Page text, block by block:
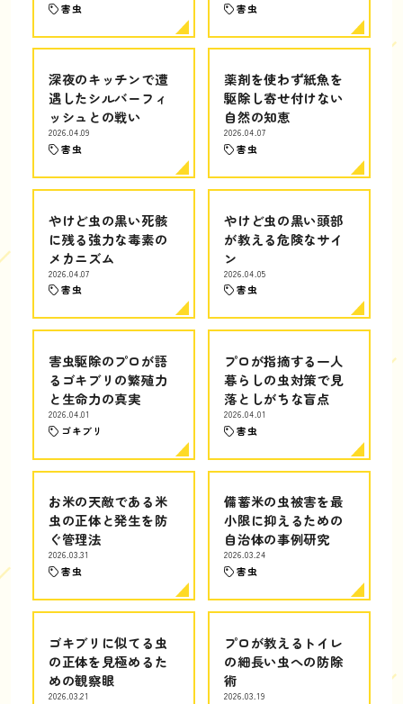
害虫 害虫
深夜のキッチンで遭
遇したシルバーフィ
ッシュとの戦い
2026.04.09
害虫
薬剤を使わず紙魚を
駆除し寄せ付けない
自然の知恵
2026.04.07
害虫
やけど虫の黒い死骸
に残る強力な毒素の
メカニズム
2026.04.07
害虫
やけど虫の黒い頭部
が教える危険なサイ
ン
2026.04.05
害虫
害虫駆除のプロが語
るゴキブリの繁殖力
と生命力の真実
2026.04.01
ゴキブリ
プロが指摘する一人
暮らしの虫対策で見
落としがちな盲点
2026.04.01
害虫
お米の天敵である米
虫の正体と発生を防
ぐ管理法
2026.03.31
害虫
備蓄米の虫被害を最
小限に抑えるための
自治体の事例研究
2026.03.24
害虫
ゴキブリに似てる虫
の正体を見極めるた
めの観察眼
2026.03.21
プロが教えるトイレ
の細長い虫への防除
術
2026.03.19